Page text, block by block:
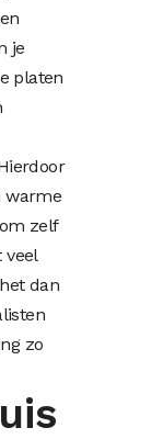
je
platen
warme
zelf
veel
dan
zo